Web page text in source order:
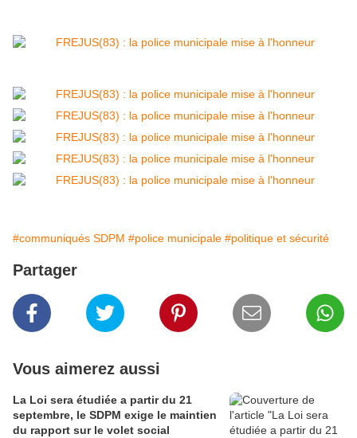
#communiqués SDPM #police municipale #politique et sécurité
Partager
Vous aimerez aussi
La Loi sera étudiée a partir du 21
septembre, le SDPM exige le maintien
du rapport sur le volet social